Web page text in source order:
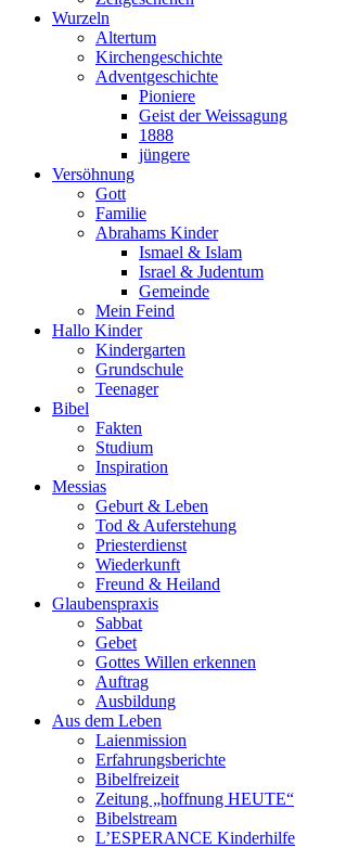
Wurzeln
Altertum
Kirchengeschichte
Adventgeschichte
Pioniere
Geist der Weissagung
1888
jüngere
Versöhnung
Gott
Familie
Abrahams Kinder
Ismael & Islam
Israel & Judentum
Gemeinde
Mein Feind
Hallo Kinder
Kindergarten
Grundschule
Teenager
Bibel
Fakten
Studium
Inspiration
Messias
Geburt & Leben
Tod & Auferstehung
Priesterdienst
Wiederkunft
Freund & Heiland
Glaubenspraxis
Sabbat
Gebet
Gottes Willen erkennen
Auftrag
Ausbildung
Aus dem Leben
Laienmission
Erfahrungsberichte
Bibelfreizeit
Zeitung „hoffnung HEUTE“
Bibelstream
L’ESPERANCE Kinderhilfe